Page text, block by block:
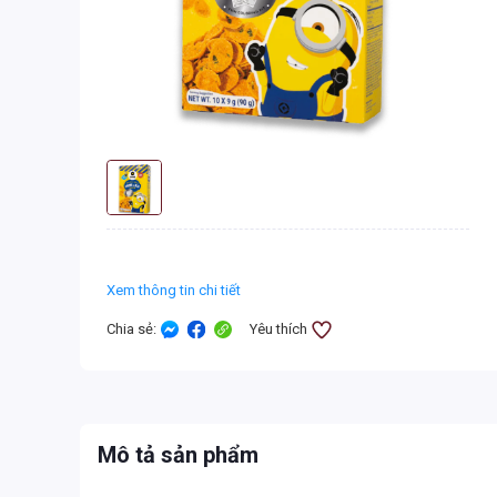
Xem thông tin chi tiết
Chia sẻ: Yêu thích
Mô tả sản phẩm